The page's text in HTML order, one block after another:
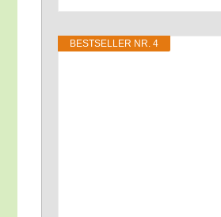
BEST­SEL­LER NR. 4